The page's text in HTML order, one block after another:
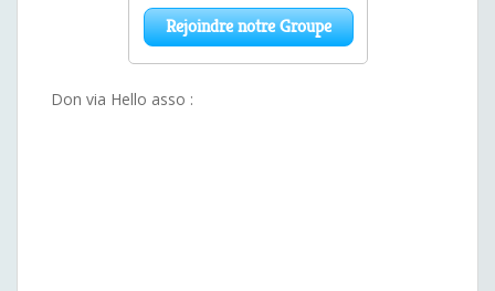
Don via Hello asso :